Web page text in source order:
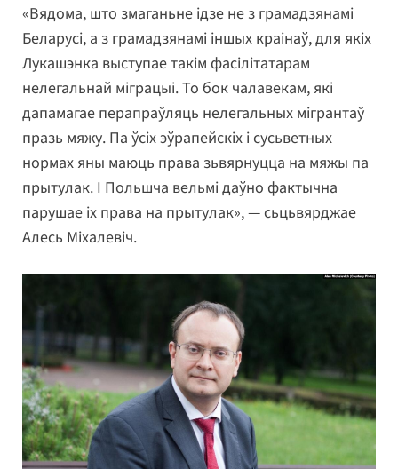
«Вядома, што змаганьне ідзе не з грамадзянамі
Беларусі, а з грамадзянамі іншых краінаў, для якіх
Лукашэнка выступае такім фасілітатарам
нелегальнай міграцыі. То бок чалавекам, які
дапамагае перапраўляць нелегальных мігрантаў
празь мяжу. Па ўсіх эўрапейскіх і сусьветных
нормах яны маюць права зьвярнуцца на мяжы па
прытулак. І Польшча вельмі даўно фактычна
парушае іх права на прытулак», — сьцьвярджае
Алесь Міхалевіч.